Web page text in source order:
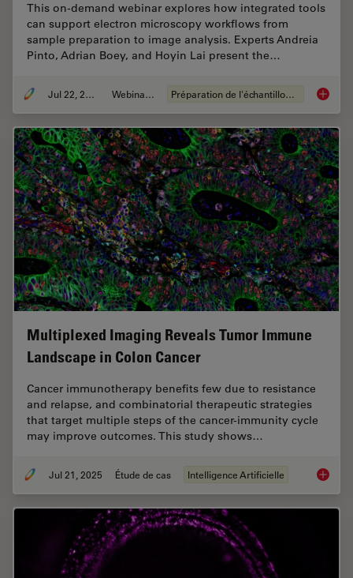
This on-demand webinar explores how integrated tools
can support electron microscopy workflows from
sample preparation to image analysis. Experts Andreia
Pinto, Adrian Boey, and Hoyin Lai present the…
Jul 22, 2025 Webinaire Préparation de l'échantillon EM
Multiplexed Imaging Reveals Tumor Immune
Landscape in Colon Cancer
Cancer immunotherapy benefits few due to resistance
and relapse, and combinatorial therapeutic strategies
that target multiple steps of the cancer-immunity cycle
may improve outcomes. This study shows…
Jul 21, 2025 Étude de cas Intelligence Artificielle